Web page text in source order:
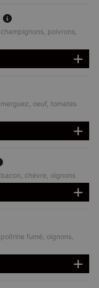
poivrons,
oeuf, tomates
chèvre, oignons
fumé, oignons,